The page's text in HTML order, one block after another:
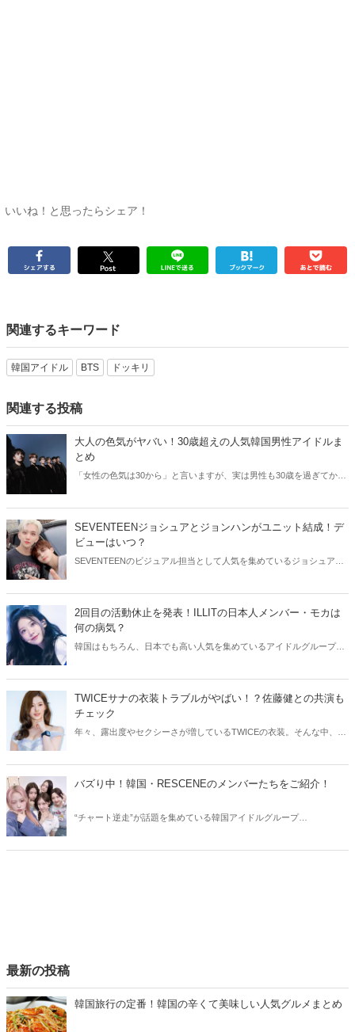
いいね！と思ったらシェア！
関連するキーワード
韓国アイドル BTS ドッキリ
関連する投稿
大人の色気がヤバい！30歳超えの人気韓国男性アイドルま
とめ
「女性の色気は30から」と言いますが、実は男性も30歳を過ぎてから
SEVENTEENジョシュアとジョンハンがユニット結成！デ
ビューはいつ？
SEVENTEENのビジュアル担当として人気を集めているジョシュアと
2回目の活動休止を発表！ILLITの日本人メンバー・モカは
何の病気？
韓国はもちろん、日本でも高い人気を集めているアイドルグループ・
TWICEサナの衣装トラブルがやばい！？佐藤健との共演も
チェック
年々、露出度やセクシーさが増しているTWICEの衣装。そんな中、
バズり中！韓国・RESCENEのメンバーたちをご紹介！
“チャート逆走”が話題を集めている韓国アイドルグループ
最新の投稿
韓国旅行の定番！韓国の辛くて美味しい人気グルメまとめ